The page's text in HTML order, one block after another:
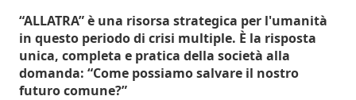
“ALLATRA” è una risorsa strategica per l'umanità
in questo periodo di crisi multiple. È la risposta
unica, completa e pratica della società alla
domanda: “Come possiamo salvare il nostro
futuro comune?”